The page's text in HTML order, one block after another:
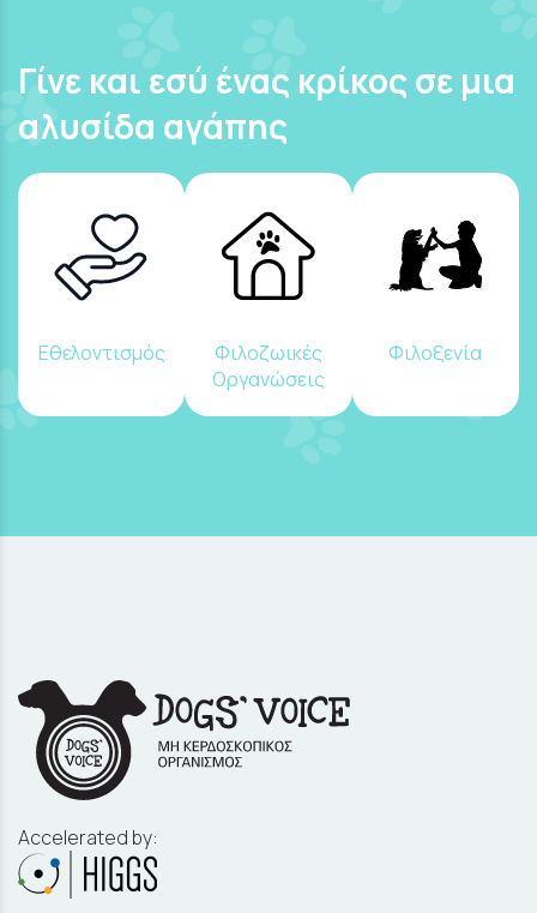
Γίνε και εσύ ένας κρίκος σε μια
αλυσίδα αγάπης
Εθελοντισμός
Φιλοζωικές
Οργανώσεις
Φιλοξενία
Accelerated by: